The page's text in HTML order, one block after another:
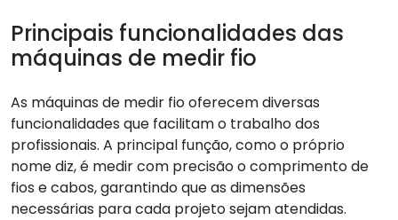
Principais funcionalidades das
máquinas de medir fio
As máquinas de medir fio oferecem diversas
funcionalidades que facilitam o trabalho dos
profissionais. A principal função, como o próprio
nome diz, é medir com precisão o comprimento de
fios e cabos, garantindo que as dimensões
necessárias para cada projeto sejam atendidas.